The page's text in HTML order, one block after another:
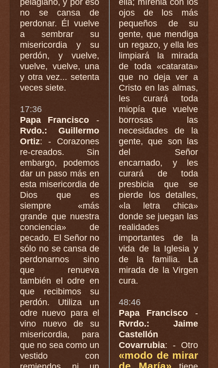
no se cansa de
perdonar. Él vuelve
a sembrar su
misericordia y su
perdón, y vuelve,
vuelve, vuelve, una
y otra vez... setenta
veces siete.
17:36
Papa Francisco -
Rvdo.: Guillermo
Ortiz: - Corazones
re-creados. Sin
embargo, podemos
dar un paso más en
esta misericordia de
Dios que es
siempre «más
grande que nuestra
conciencia» de
pecado. El Señor no
sólo no se cansa de
perdonarnos sino
que renueva
también el odre en
que recibimos su
perdón. Utiliza un
odre nuevo para el
vino nuevo de su
misericordia, para
que no sea como un
vestido con
ojos de los más
pequeños de su
gente, que mendiga
un regazo, y ella les
limpiará la mirada
de toda «catarata»
que no deja ver a
Cristo en las almas,
les curará toda
miopía que vuelve
borrosas las
necesidades de la
gente, que son las
del Señor
encarnado, y les
curará de toda
presbicia que se
pierde los detalles,
«la letra chica»
donde se juegan las
realidades
importantes de la
vida de la Iglesia y
de la familia. La
mirada de la Virgen
cura.
48:46
Papa Francisco -
Rvrdo.: Jaime
Castellón
Covarrubia: - Otro
«modo de mirar